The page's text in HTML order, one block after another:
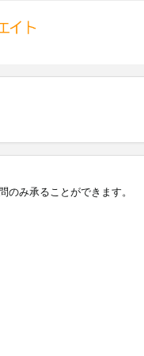
み承ることができます。